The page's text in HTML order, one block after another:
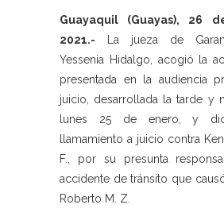
Guayaquil (Guayas), 26
2021.- La jueza de
Yessenia Hidalgo, acogió la
presentada en la audiencia
juicio, desarrollada la tarde y
lunes 25 de enero, y
llamamiento a juicio contra
F., por su presunta
accidente de tránsito que
Roberto M. Z.